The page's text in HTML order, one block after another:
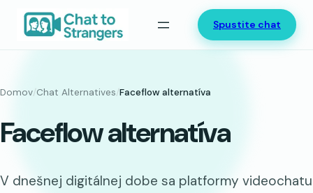
Prejsť
Spustite chat
Domov/Chat Alternatives/Faceflow alternatíva
Faceflow alternatíva
V dnešnej digitálnej dobe sa platformy videochatu